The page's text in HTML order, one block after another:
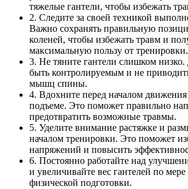
тяжелые гантели, чтобы избежать
2. Следите за своей техникой
Важно сохранять правильную
коленей, чтобы избежать травм и
максимальную пользу от тренировки.
3. Не тяните гантели слишком
быть контролируемым и не
мышц спины.
4. Вдохните перед началом
подъеме. Это поможет правильно
предотвратить возможные травмы.
5. Уделите внимание растяжке и
началом тренировки. Это поможет
напряжений и повысить
6. Постоянно работайте над
и увеличивайте вес гантелей по
физической подготовки.